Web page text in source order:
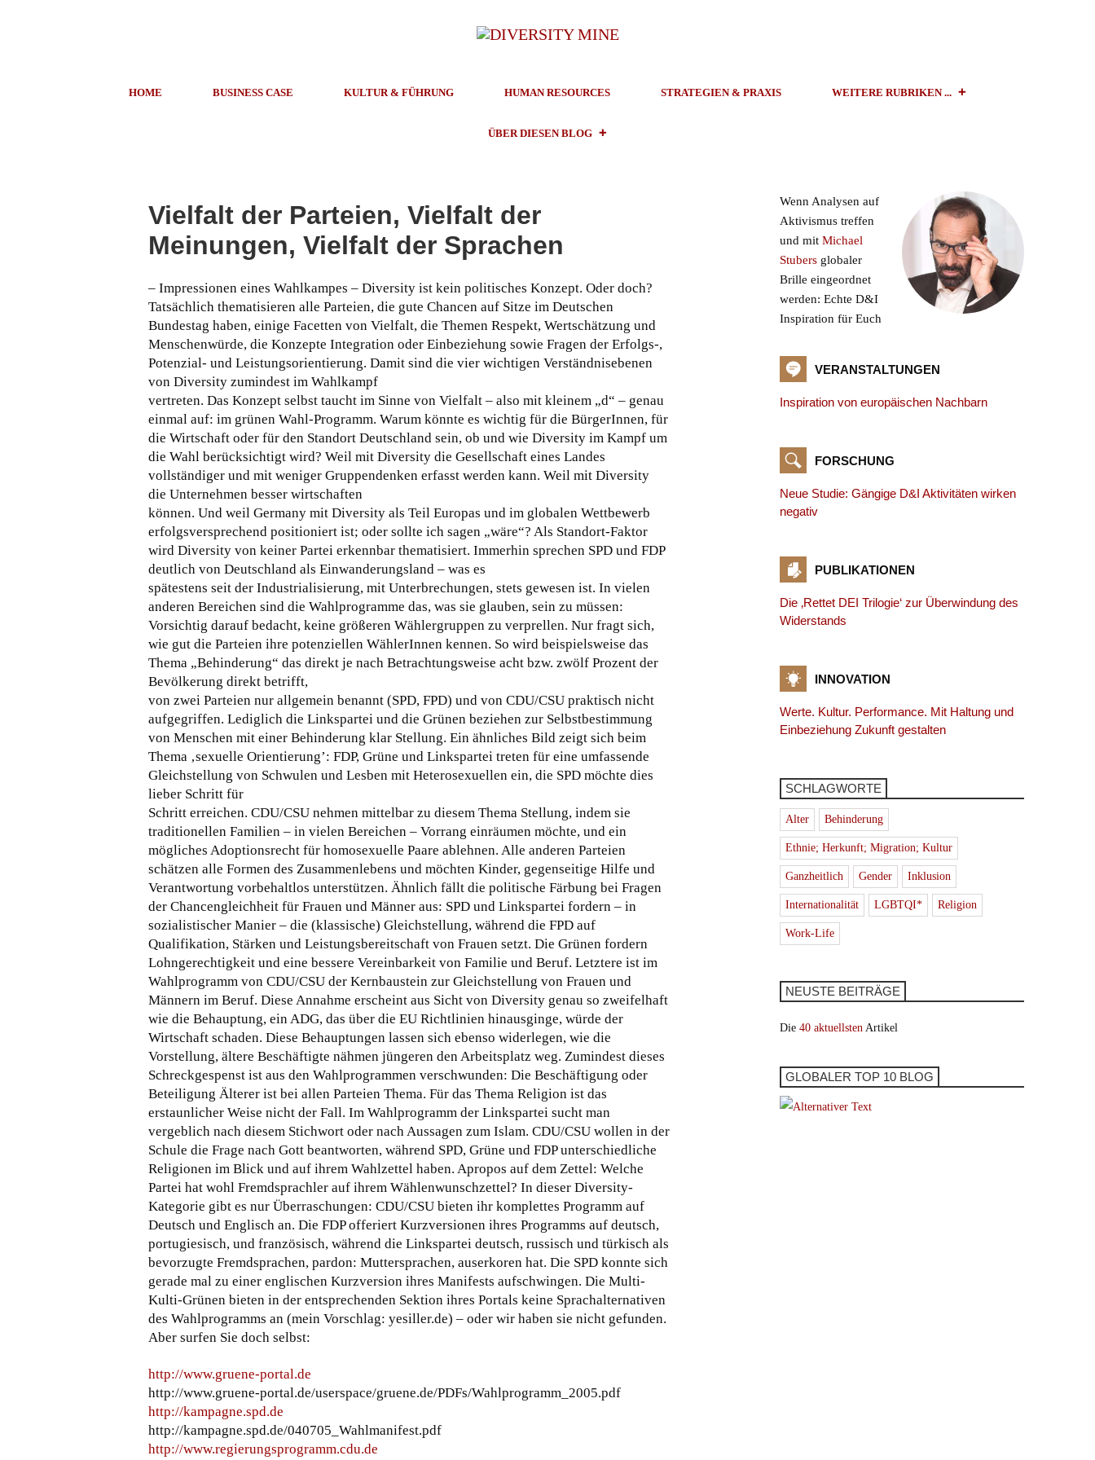
HOME BUSINESS CASE KULTUR & FÜHRUNG HUMAN RESOURCES STRATEGIEN & PRAXIS WEITERE RUBRIKEN ...
ÜBER DIESEN BLOG
Vielfalt der Parteien, Vielfalt der
Meinungen, Vielfalt der Sprachen
– Impressionen eines Wahlkampes – Diversity ist kein politisches Konzept. Oder doch?
Tatsächlich thematisieren alle Parteien, die gute Chancen auf Sitze im Deutschen
Bundestag haben, einige Facetten von Vielfalt, die Themen Respekt, Wertschätzung und
Menschenwürde, die Konzepte Integration oder Einbeziehung sowie Fragen der Erfolgs-,
Potenzial- und Leistungsorientierung. Damit sind die vier wichtigen Verständnisebenen
von Diversity zumindest im Wahlkampf
vertreten. Das Konzept selbst taucht im Sinne von Vielfalt – also mit kleinem „d“ – genau
einmal auf: im grünen Wahl-Programm. Warum könnte es wichtig für die BürgerInnen, für
die Wirtschaft oder für den Standort Deutschland sein, ob und wie Diversity im Kampf um
die Wahl berücksichtigt wird? Weil mit Diversity die Gesellschaft eines Landes
vollständiger und mit weniger Gruppendenken erfasst werden kann. Weil mit Diversity
die Unternehmen besser wirtschaften
können. Und weil Germany mit Diversity als Teil Europas und im globalen Wettbewerb
erfolgsversprechend positioniert ist; oder sollte ich sagen „wäre“? Als Standort-Faktor
wird Diversity von keiner Partei erkennbar thematisiert. Immerhin sprechen SPD und FDP
deutlich von Deutschland als Einwanderungsland – was es
spätestens seit der Industrialisierung, mit Unterbrechungen, stets gewesen ist. In vielen
anderen Bereichen sind die Wahlprogramme das, was sie glauben, sein zu müssen:
Vorsichtig darauf bedacht, keine größeren Wählergruppen zu verprellen. Nur fragt sich,
wie gut die Parteien ihre potenziellen WählerInnen kennen. So wird beispielsweise das
Thema „Behinderung“ das direkt je nach Betrachtungsweise acht bzw. zwölf Prozent der
Bevölkerung direkt betrifft,
von zwei Parteien nur allgemein benannt (SPD, FPD) und von CDU/CSU praktisch nicht
aufgegriffen. Lediglich die Linkspartei und die Grünen beziehen zur Selbstbestimmung
von Menschen mit einer Behinderung klar Stellung. Ein ähnliches Bild zeigt sich beim
Thema ‚sexuelle Orientierung’: FDP, Grüne und Linkspartei treten für eine umfassende
Gleichstellung von Schwulen und Lesben mit Heterosexuellen ein, die SPD möchte dies
lieber Schritt für
Schritt erreichen. CDU/CSU nehmen mittelbar zu diesem Thema Stellung, indem sie
traditionellen Familien – in vielen Bereichen – Vorrang einräumen möchte, und ein
mögliches Adoptionsrecht für homosexuelle Paare ablehnen. Alle anderen Parteien
schätzen alle Formen des Zusammenlebens und möchten Kinder, gegenseitige Hilfe und
Verantwortung vorbehaltlos unterstützen. Ähnlich fällt die politische Färbung bei Fragen
der Chancengleichheit für Frauen und Männer aus: SPD und Linkspartei fordern – in
sozialistischer Manier – die (klassische) Gleichstellung, während die FPD auf
Qualifikation, Stärken und Leistungsbereitschaft von Frauen setzt. Die Grünen fordern
Lohngerechtigkeit und eine bessere Vereinbarkeit von Familie und Beruf. Letztere ist im
Wahlprogramm von CDU/CSU der Kernbaustein zur Gleichstellung von Frauen und
Männern im Beruf. Diese Annahme erscheint aus Sicht von Diversity genau so zweifelhaft
wie die Behauptung, ein ADG, das über die EU Richtlinien hinausginge, würde der
Wirtschaft schaden. Diese Behauptungen lassen sich ebenso widerlegen, wie die
Vorstellung, ältere Beschäftigte nähmen jüngeren den Arbeitsplatz weg. Zumindest dieses
Schreckgespenst ist aus den Wahlprogrammen verschwunden: Die Beschäftigung oder
Beteiligung Älterer ist bei allen Parteien Thema. Für das Thema Religion ist das
erstaunlicher Weise nicht der Fall. Im Wahlprogramm der Linkspartei sucht man
vergeblich nach diesem Stichwort oder nach Aussagen zum Islam. CDU/CSU wollen in der
Schule die Frage nach Gott beantworten, während SPD, Grüne und FDP unterschiedliche
Religionen im Blick und auf ihrem Wahlzettel haben. Apropos auf dem Zettel: Welche
Partei hat wohl Fremdsprachler auf ihrem Wählenwunschzettel? In dieser Diversity-
Kategorie gibt es nur Überraschungen: CDU/CSU bieten ihr komplettes Programm auf
Deutsch und Englisch an. Die FDP offeriert Kurzversionen ihres Programms auf deutsch,
portugiesisch, und französisch, während die Linkspartei deutsch, russisch und türkisch als
bevorzugte Fremdsprachen, pardon: Muttersprachen, auserkoren hat. Die SPD konnte sich
gerade mal zu einer englischen Kurzversion ihres Manifests aufschwingen. Die Multi-
Kulti-Grünen bieten in der entsprechenden Sektion ihres Portals keine Sprachalternativen
des Wahlprogramms an (mein Vorschlag: yesiller.de) – oder wir haben sie nicht gefunden.
Aber surfen Sie doch selbst:
http://www.gruene-portal.de
http://www.gruene-portal.de/userspace/gruene.de/PDFs/Wahlprogramm_2005.pdf
http://kampagne.spd.de
http://kampagne.spd.de/040705_Wahlmanifest.pdf
http://www.regierungsprogramm.cdu.de
Wenn Analysen auf
Aktivismus treffen
und mit Michael
Stubers globaler
Brille eingeordnet
werden: Echte D&I
Inspiration für Euch
VERANSTALTUNGEN
Inspiration von europäischen Nachbarn
FORSCHUNG
Neue Studie: Gängige D&I Aktivitäten wirken
negativ
PUBLIKATIONEN
Die ‚Rettet DEI Trilogie‘ zur Überwindung des
Widerstands
INNOVATION
Werte. Kultur. Performance. Mit Haltung und
Einbeziehung Zukunft gestalten
SCHLAGWORTE
Alter Behinderung
Ethnie; Herkunft; Migration; Kultur
Ganzheitlich Gender Inklusion
Internationalität LGBTQI* Religion
Work-Life
NEUSTE BEITRÄGE
Die 40 aktuellsten Artikel
GLOBALER TOP 10 BLOG